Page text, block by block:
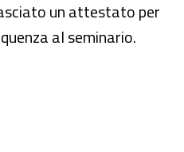
un attestato per
al seminario.